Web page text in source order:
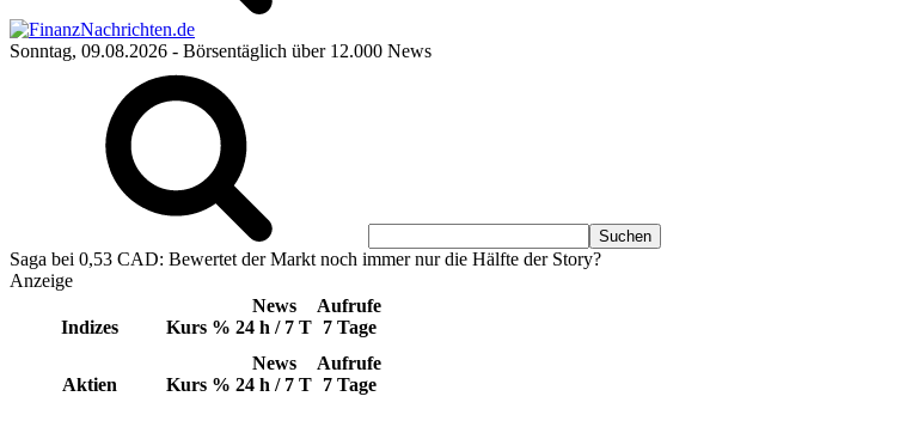
Sonntag, 09.08.2026 - Börsentäglich über 12.000 News
Saga bei 0,53 CAD: Bewertet der Markt noch immer nur die Hälfte der Story?
Anzeige
Indizes Kurs %
News
24 h / 7 T
Aufrufe
7 Tage
Aktien Kurs %
News
24 h / 7 T
Aufrufe
7 Tage